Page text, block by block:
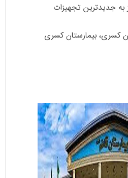
به جدیدترین تجهیزات
کسری، بیمارستان کسری